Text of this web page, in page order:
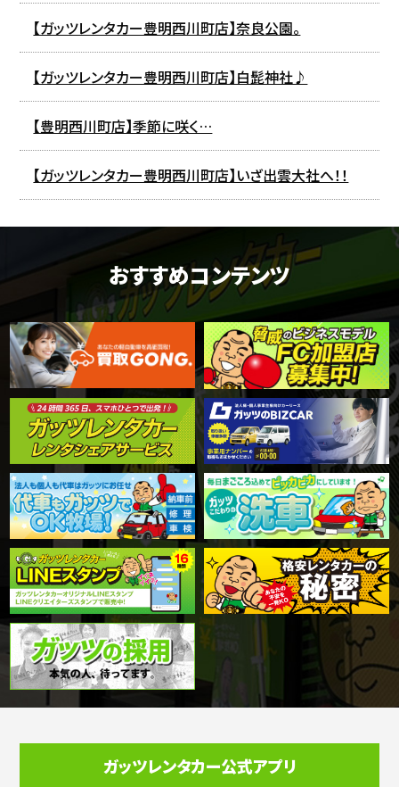
【ガッツレンタカー豊明西川町店】奈良公園。
【ガッツレンタカー豊明西川町店】白髭神社♪
【豊明西川町店】季節に咲く…
【ガッツレンタカー豊明西川町店】いざ出雲大社へ！！
おすすめコンテンツ
ガッツレンタカー公式アプリ